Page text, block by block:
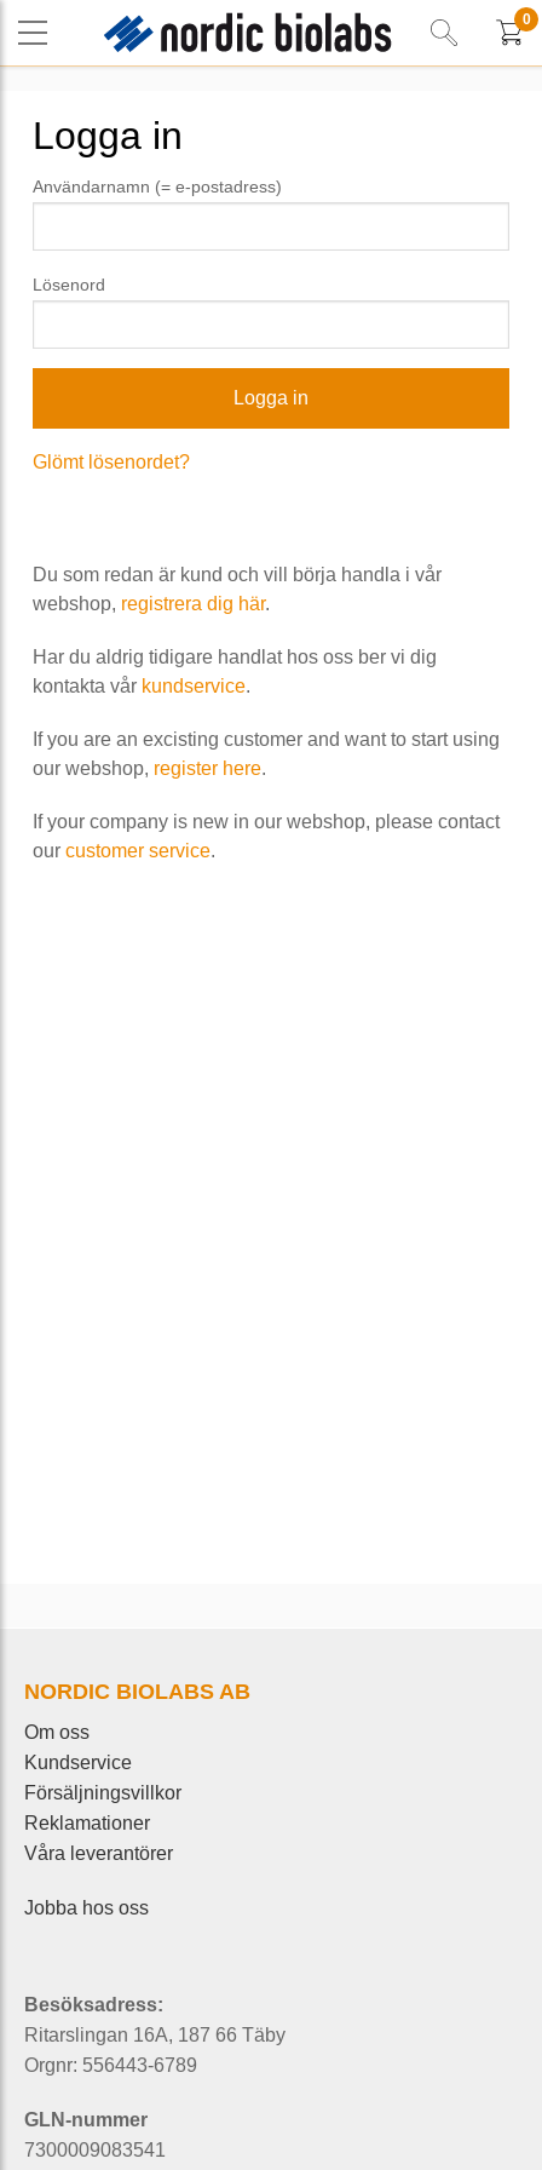
0
Logga in
Användarnamn (= e-postadress)
Lösenord
Glömt lösenordet?
Du som redan är kund och vill börja handla i vår
webshop, registrera dig här.
Har du aldrig tidigare handlat hos oss ber vi dig
kontakta vår kundservice.
If you are an excisting customer and want to start using
our webshop, register here.
If your company is new in our webshop, please contact
our customer service.
NORDIC BIOLABS AB
Om oss
Kundservice
Försäljningsvillkor
Reklamationer
Våra leverantörer
Jobba hos oss
Besöksadress:
Ritarslingan 16A, 187 66 Täby
Orgnr: 556443-6789
GLN-nummer
7300009083541